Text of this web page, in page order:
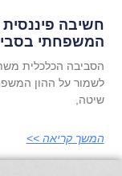
חשיבה
המשפחתי
הסביבה הכלכלית
לשמור על ההון
שיטה,
המשך קריאה >>